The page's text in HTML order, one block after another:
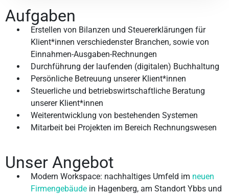
Aufgaben
Erstellen von Bilanzen und Steuererklärungen für
Klient*innen verschiedenster Branchen, sowie von
Einnahmen-Ausgaben-Rechnungen
Durchführung der laufenden (digitalen) Buchhaltung
Persönliche Betreuung unserer Klient*innen
Steuerliche und betriebswirtschaftliche Beratung
unserer Klient*innen
Weiterentwicklung von bestehenden Systemen
Mitarbeit bei Projekten im Bereich Rechnungswesen
Unser Angebot
Modern Workspace: nachhaltiges Umfeld im neuen
Firmengebäude in Hagenberg, am Standort Ybbs und